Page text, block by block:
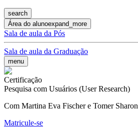
search
Área do alunoexpand_more
Sala de aula da Pós
Sala de aula da Graduação
menu
Certificação
Pesquisa com Usuários (User Research)
Com Martina Eva Fischer e Tomer Sharon
Matricule-se